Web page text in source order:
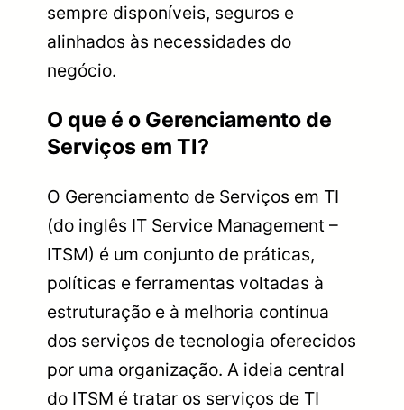
sempre disponíveis, seguros e
alinhados às necessidades do
negócio.
O que é o Gerenciamento de
Serviços em TI?
O Gerenciamento de Serviços em TI
(do inglês IT Service Management –
ITSM) é um conjunto de práticas,
políticas e ferramentas voltadas à
estruturação e à melhoria contínua
dos serviços de tecnologia oferecidos
por uma organização. A ideia central
do ITSM é tratar os serviços de TI